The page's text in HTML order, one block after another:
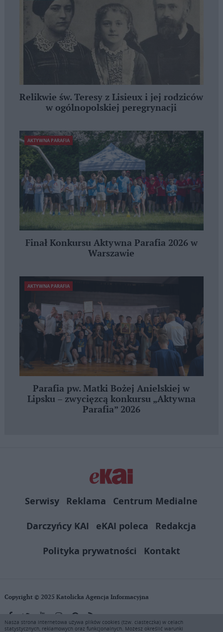
Relikwie św. Teresy z Lisieux i jej rodziców
w ogólnopolskiej peregrynacji
AKTYWNA PARAFIA
Finał Konkursu Aktywna Parafia 2026 w
Warszawie
AKTYWNA PARAFIA
Parafia pw. Matki Bożej Anielskiej w
Lipsku – zwycięzcą konkursu „Aktywna
Parafia” 2026
Serwisy Reklama
Centrum Medialne
Darczyńcy KAI
eKAI poleca
Redakcja
Polityka prywatności
Kontakt
Copyright © 2025 Katolicka Agencja Informacyjna
Nasza strona internetowa używa plików cookies (tzw. ciasteczka) w celach
statystycznych, reklamowych oraz funkcjonalnych. Możesz określić warunki